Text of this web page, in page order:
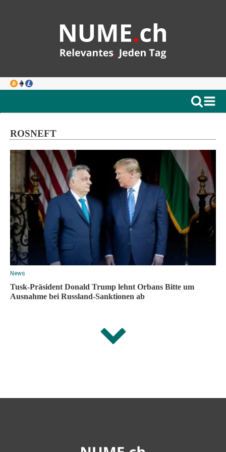
ROSNEFT
News
Tusk-Präsident Donald Trump lehnt Orbans Bitte um
Ausnahme bei Russland-Sanktionen ab